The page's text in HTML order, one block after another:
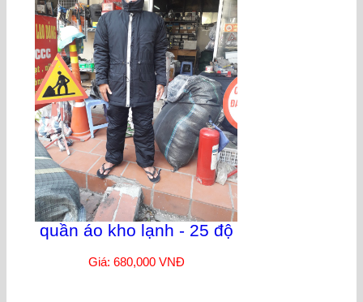
quần áo kho lạnh - 25 độ
Giá: 680,000 VNĐ